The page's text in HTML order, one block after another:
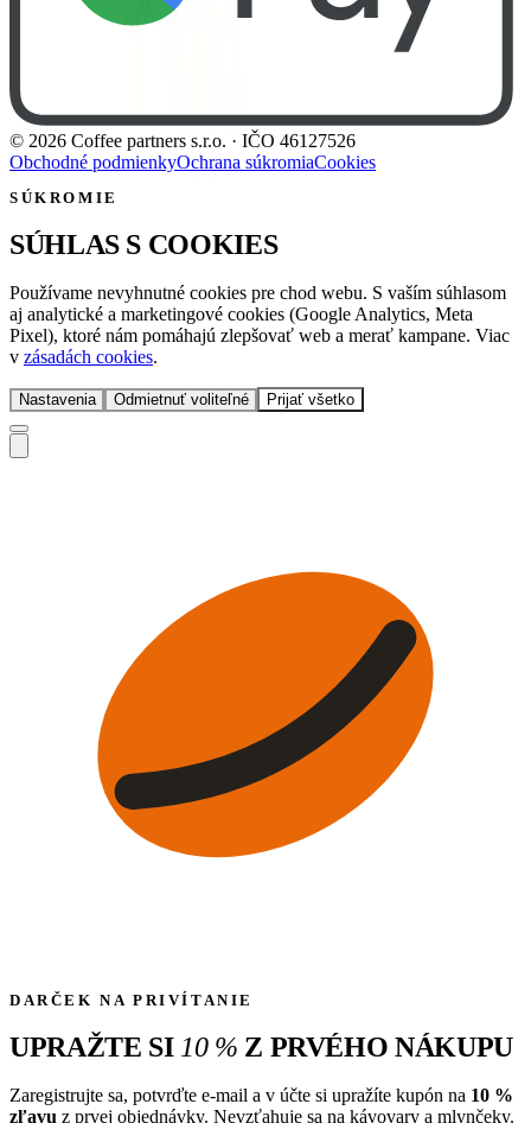
© 2026 Coffee partners s.r.o. · IČO 46127526
Obchodné podmienkyOchrana súkromiaCookies
SÚKROMIE
SÚHLAS S COOKIES
Používame nevyhnutné cookies pre chod webu. S vaším súhlasom
aj analytické a marketingové cookies (Google Analytics, Meta
Pixel), ktoré nám pomáhajú zlepšovať web a merať kampane. Viac
v zásadách cookies.
Nastavenia Odmietnuť voliteľné Prijať všetko
DARČEK NA PRIVÍTANIE
UPRAŽTE SI 10% Z PRVÉHO NÁKUPU
Zaregistrujte sa, potvrďte e-mail a v účte si upražíte kupón na 10 %
zľavu z prvej objednávky. Nevzťahuje sa na kávovary a mlynčeky.